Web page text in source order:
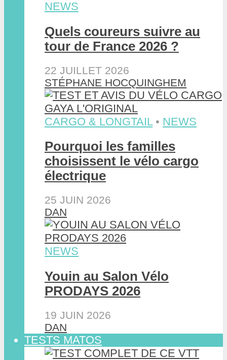
NEWS
Quels coureurs suivre au
tour de France 2026 ?
22 JUILLET 2026
STÉPHANE HOCQUINGHEM
CARGO & LONGTAIL • NEWS
Pourquoi les familles
choisissent le vélo cargo
électrique
25 JUIN 2026
DAN
NEWS
Youin au Salon Vélo
PRODAYS 2026
19 JUIN 2026
DAN
TESTS MATOS